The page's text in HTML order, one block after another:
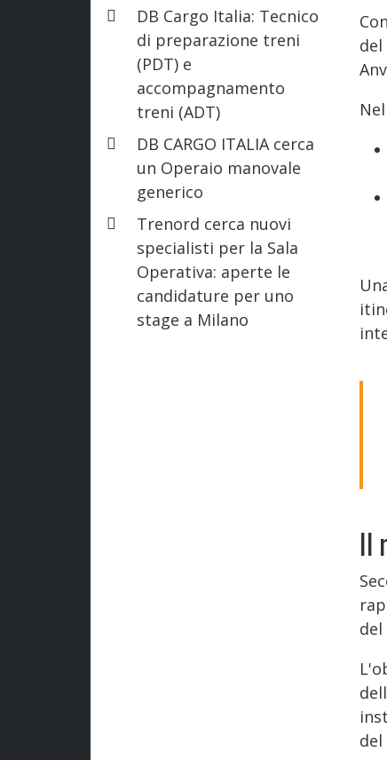
DB Cargo Italia: Tecnico
di preparazione treni
(PDT) e
accompagnamento
treni (ADT)
DB CARGO ITALIA cerca
un Operaio manovale
generico
Trenord cerca nuovi
specialisti per la Sala
Operativa: aperte le
candidature per uno
stage a Milano
Il